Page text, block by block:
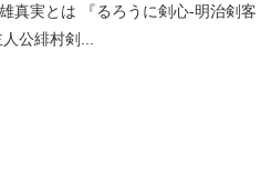
真実とは 『るろうに剣心-明治剣客
公緋村剣...